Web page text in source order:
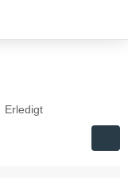
Erledigt